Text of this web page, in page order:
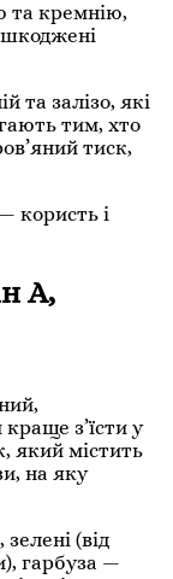
та кремнію,
та залізо, які
тим, хто
тиск,
А,
з’їсти у
який містить
на яку
(від
гарбуза —